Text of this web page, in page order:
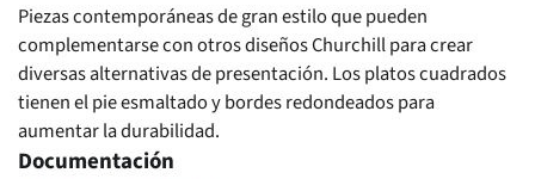
Piezas contemporáneas de gran estilo que pueden
complementarse con otros diseños Churchill para crear
diversas alternativas de presentación. Los platos cuadrados
tienen el pie esmaltado y bordes redondeados para
aumentar la durabilidad.
Documentación